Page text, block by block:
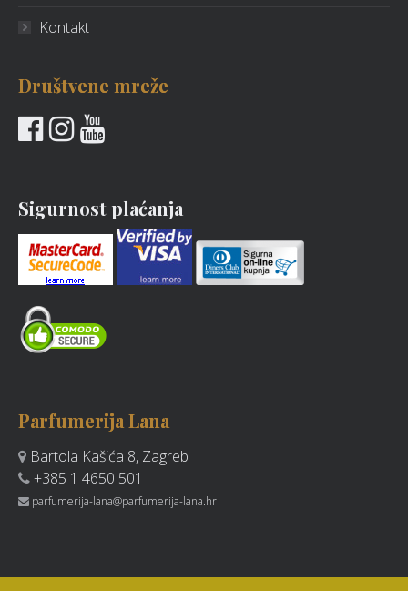
Kontakt
Društvene mreže
Sigurnost plaćanja
Parfumerija Lana
Bartola Kašića 8, Zagreb
+385 1 4650 501
parfumerija-lana@parfumerija-lana.hr